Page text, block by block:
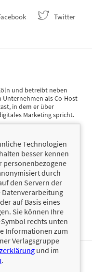
Twitter
und betreibt neben
als Co-Host
in dem er über
Marketing spricht.
und Autor. Er hat in New
lebt heute im Belgischen
Technologien
besser kennen
personenbezogene
durch
den Servern der
Datenverarbeitung
auf Basis eines
Sie können Ihre
rechts unten
Informationen zum
Verlagsgruppe
und im
.